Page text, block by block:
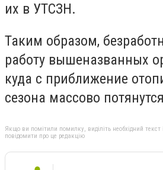
их в УТСЗН.
Таким образом,
работу вышеназванных
куда с приближение
сезона массово
Якщо ви помітили помилку, виділіть необхідний текст
повідомити про це редакцію